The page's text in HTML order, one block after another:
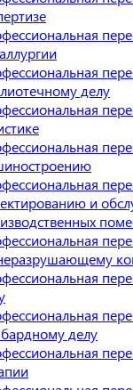
делу
и
делу